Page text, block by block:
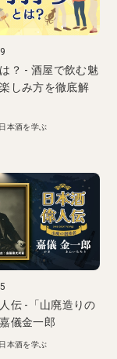
？ - 酒屋で飲む魅
しみ方を徹底解
日本酒を学ぶ
伝 -「山廃造りの
儀金一郎
日本酒を学ぶ